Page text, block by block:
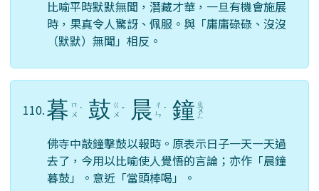
比喻平時默默無聞，潛藏才華，一旦有機會施展
時，果真令人驚訝、佩服。與「庸庸碌碌、沒沒
（默默）無聞」相反。
110.暮 ㄇ
ㄨ ˋ 鼓 ㄍ
ㄨ ˇ 晨
ㄔ
ㄣ ˊ 鐘 ㄓ
ㄨ
ㄥ
佛寺中敲鐘擊鼓以報時。原表示日子一天一天過
去了，今用以比喻使人覺悟的言論；亦作「晨鐘
暮鼓」。意近「當頭棒喝」。